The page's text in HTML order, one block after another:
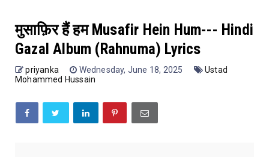
मुसाफ़िर हैं हम Musafir Hein Hum--- Hindi
Gazal Album (Rahnuma) Lyrics
priyanka Wednesday, June 18, 2025
Ustad
Mohammed Hussain